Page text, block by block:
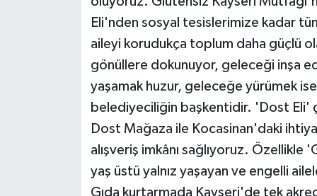
Eli'nden sosyal tesislerimize kadar
aileyi korudukça toplum daha güçlü
gönüllere dokunuyor, geleceği inşa
yaşamak huzur, geleceğe yürümek
belediyeciliğin başkentidir. 'Dost Eli'
Dost Mağaza ile Kocasinan'daki
alışveriş imkânı sağlıyoruz. Özellikle
yaş üstü yalnız yaşayan ve engelli
Gıda kurtarmada Kayseri'de tek